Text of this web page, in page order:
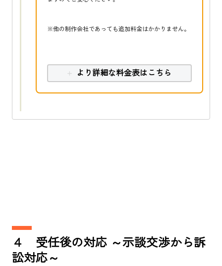
※他の制作会社であっても追加料金はかかりません。
より詳細な料金表はこちら
４ 受任後の対応 ～示談交渉から訴
訟対応～